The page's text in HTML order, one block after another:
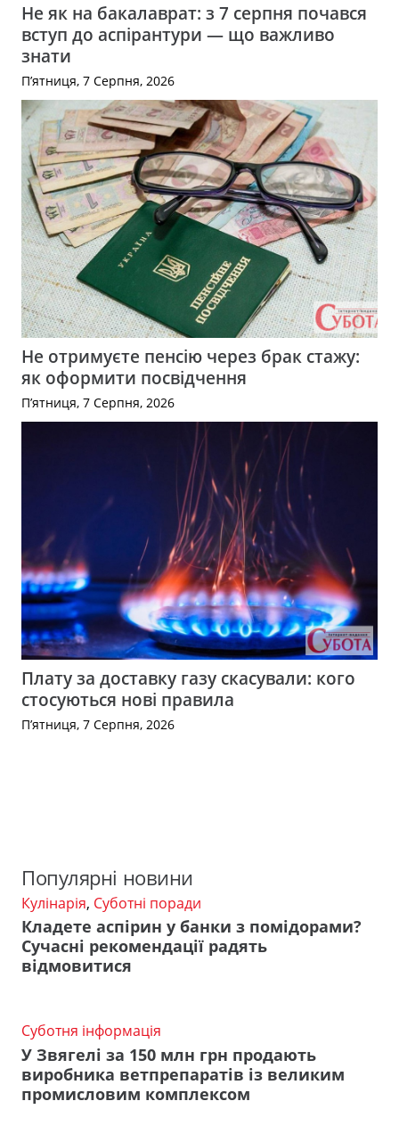
Не як на бакалаврат: з 7 серпня почався
вступ до аспірантури — що важливо
знати
П’ятниця, 7 Серпня, 2026
Не отримуєте пенсію через брак стажу:
як оформити посвідчення
П’ятниця, 7 Серпня, 2026
Плату за доставку газу скасували: кого
стосуються нові правила
П’ятниця, 7 Серпня, 2026
Популярні новини
Кулінарія, Суботні поради
Кладете аспірин у банки з помідорами?
Сучасні рекомендації радять
відмовитися
Суботня інформація
У Звягелі за 150 млн грн продають
виробника ветпрепаратів із великим
промисловим комплексом